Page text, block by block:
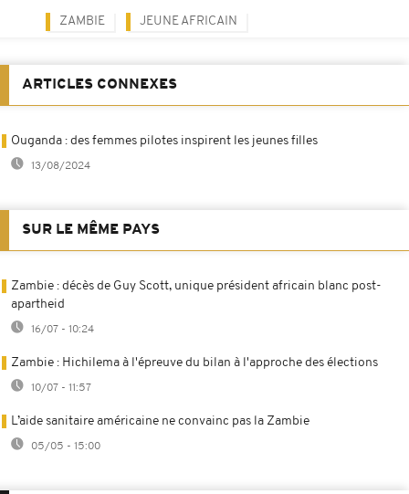
ZAMBIE JEUNE AFRICAIN
ARTICLES CONNEXES
Ouganda : des femmes pilotes inspirent les jeunes filles
13/08/2024
SUR LE MÊME PAYS
Zambie : décès de Guy Scott, unique président africain blanc post-
apartheid
16/07 - 10:24
Zambie : Hichilema à l'épreuve du bilan à l'approche des élections
10/07 - 11:57
L’aide sanitaire américaine ne convainc pas la Zambie
05/05 - 15:00